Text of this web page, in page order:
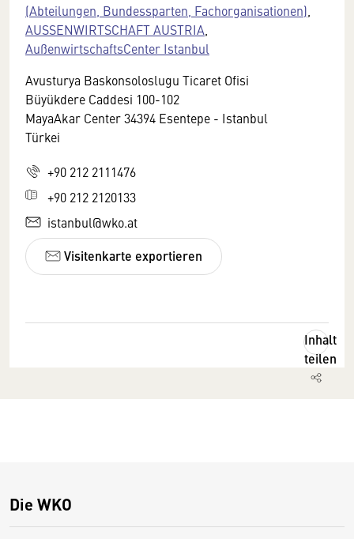
US-amerikanische Regierung Zugang zu
diesen Daten erlangen.
Details finden Sie in unserer
Datenschutzerklärung. Sie können diese
Einstellungen jederzeit in den Cookie-
Einstellungen im Footer unserer Webseite
(Abteilungen, Bundessparten, Fachorganisationen)
AUSSENWIRTSCHAFT AUSTRIA
AußenwirtschaftsCenter Istanbul
Avusturya Baskonsoloslugu Ticaret Ofisi
Büyükdere Caddesi 100-102
MayaAkar Center 34394 Esentepe - Istanbul
Türkei
+90 212 2111476
+90 212 2120133
istanbul@wko.at
Visitenkarte exportieren
Inhalt
teilen
Die WKO